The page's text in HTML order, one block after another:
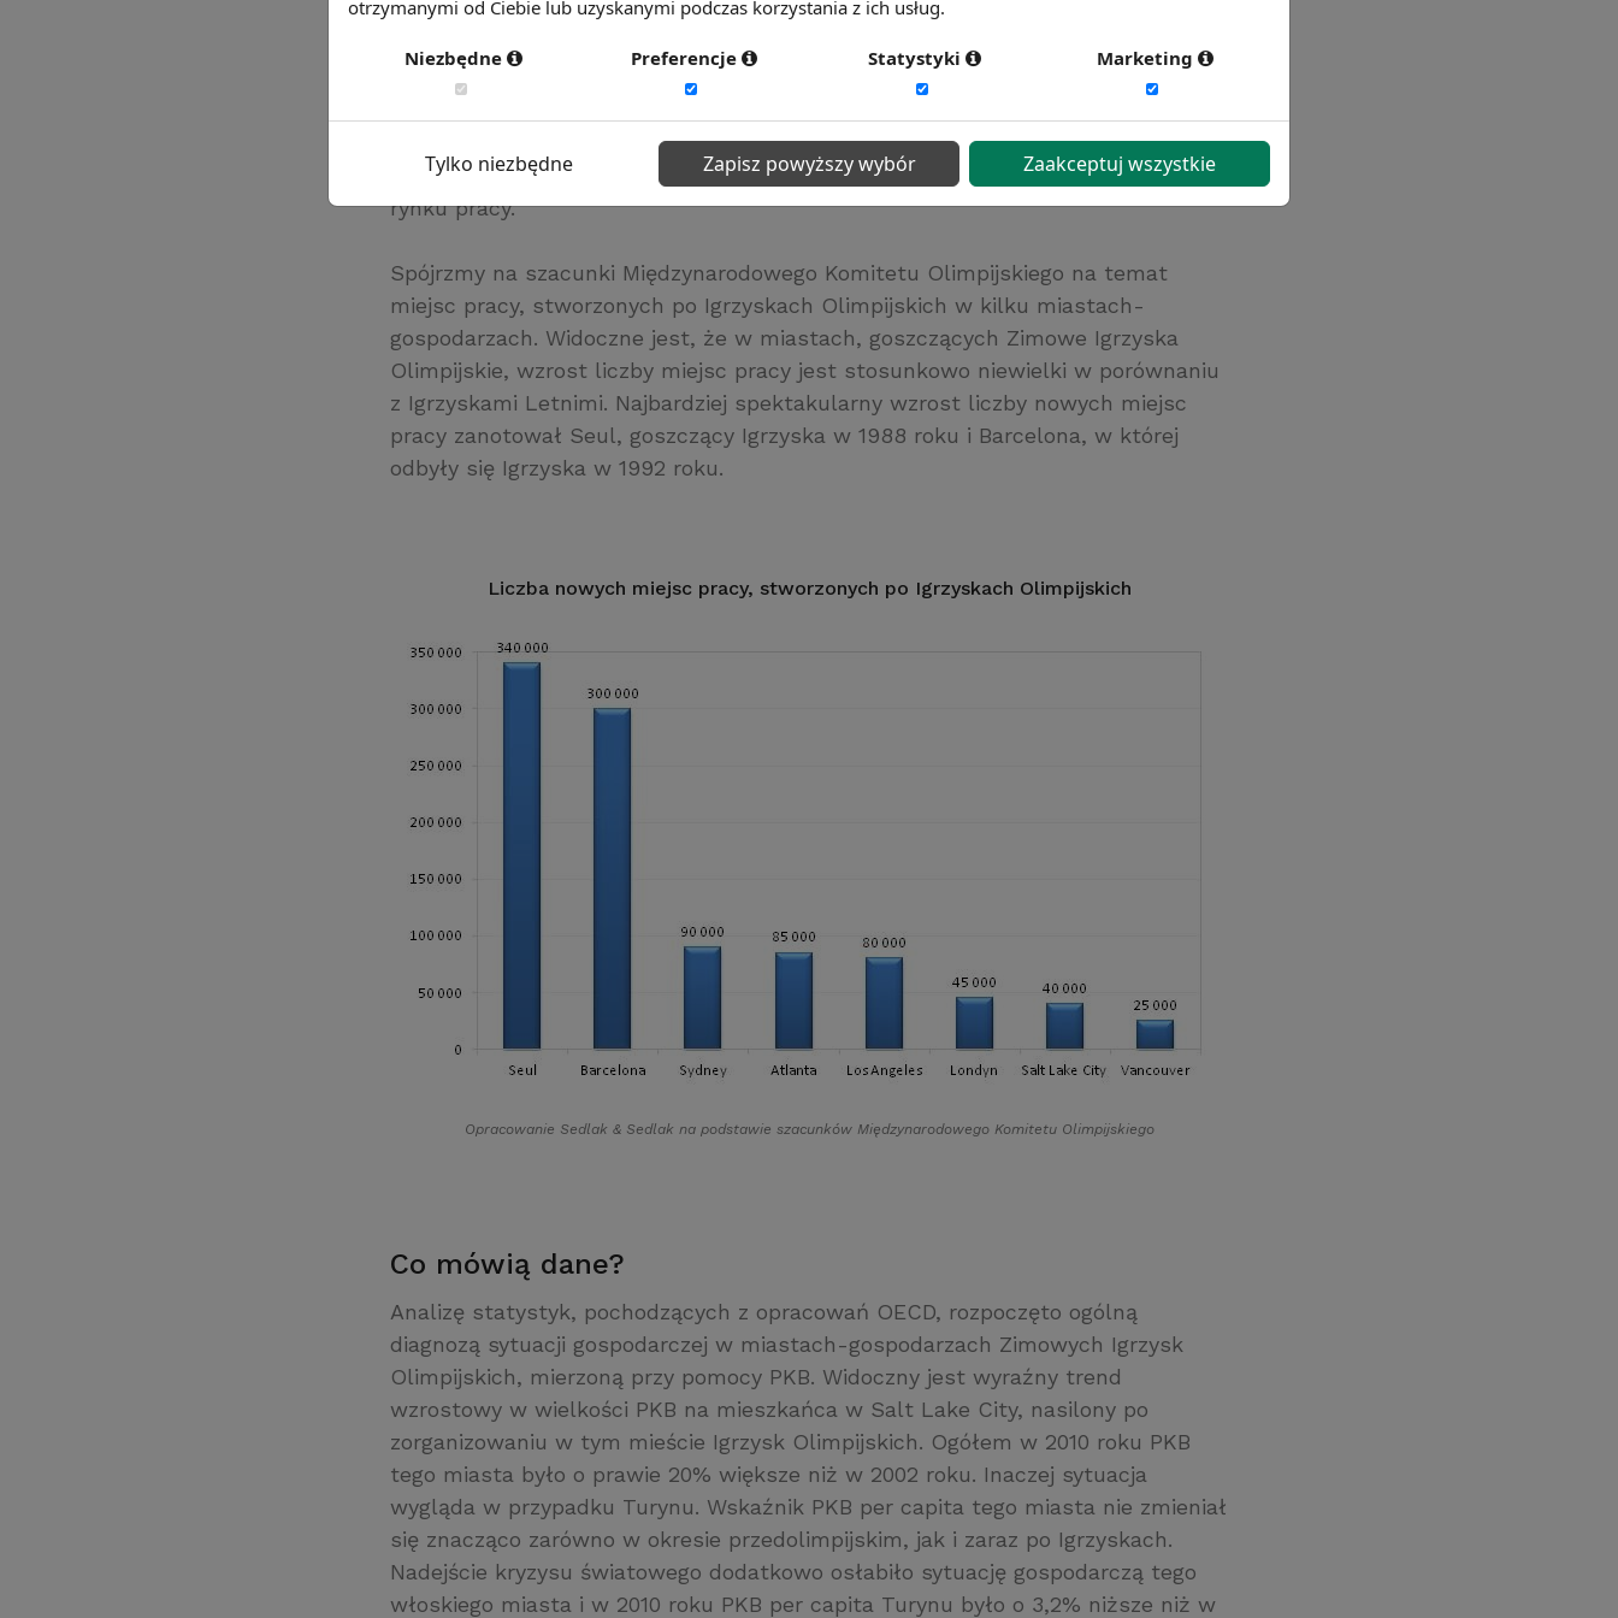
recesji i zwyżek cen kanadyjskiej waluty. Z kolei raport przygotowany przez
University of British Columbia, porównujący trendy na
rynku pracy Vancouver i
innych kanadyjskich metropolii
, sugeruje, że korzystne tendencje np. w aspekcie
roku statystyki dotyczące bezrobocia pogarszały się, co świadczy o pewnym
niewykorzystaniu potencjału Igrzysk w kreowaniu korzystnych tendencji na
rynku pracy.
Spójrzmy na szacunki Międzynarodowego Komitetu Olimpijskiego na temat
miejsc pracy, stworzonych po Igrzyskach Olimpijskich w kilku miastach-
gospodarzach. Widoczne jest, że w miastach, goszczących Zimowe Igrzyska
Olimpijskie, wzrost liczby miejsc pracy jest stosunkowo niewielki w porównaniu
z Igrzyskami Letnimi. Najbardziej spektakularny wzrost liczby nowych miejsc
pracy zanotował Seul, goszczący Igrzyska w 1988 roku i Barcelona, w której
odbyły się Igrzyska w 1992 roku.
Liczba nowych miejsc pracy, stworzonych po Igrzyskach Olimpijskich
Opracowanie Sedlak &Sedlak na podstawie szacunków Międzynarodowego Komitetu Olimpijskiego
Co mówią dane?
Analizę statystyk, pochodzących z opracowań OECD, rozpoczęto ogólną
diagnozą sytuacji gospodarczej w miastach-gospodarzach Zimowych Igrzysk
Olimpijskich, mierzoną przy pomocy PKB. Widoczny jest wyraźny trend
wzrostowy w wielkości PKB na mieszkańca w Salt Lake City, nasilony po
zorganizowaniu w tym mieście Igrzysk Olimpijskich. Ogółem w 2010 roku PKB
tego miasta było o prawie 20% większe niż w 2002 roku. Inaczej sytuacja
wygląda w przypadku Turynu. Wskaźnik PKB per capita tego miasta nie zmieniał
się znacząco zarówno w okresie przedolimpijskim, jak i zaraz po Igrzyskach.
Nadejście kryzysu światowego dodatkowo osłabiło sytuację gospodarczą tego
włoskiego miasta i w 2010 roku PKB per capita Turynu było o 3,2% niższe niż w
otrzymanymi od Ciebie lub uzyskanymi podczas korzystania z ich usług.
Niezbędne Preferencje Statystyki Marketing
Tylko niezbędne Zapisz powyższy wybór Zaakceptuj wszystkie